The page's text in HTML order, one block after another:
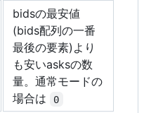
bidsの最安値
(bids配列の一番
最後の要素)より
も安いasksの数
量。通常モードの
場合は
0